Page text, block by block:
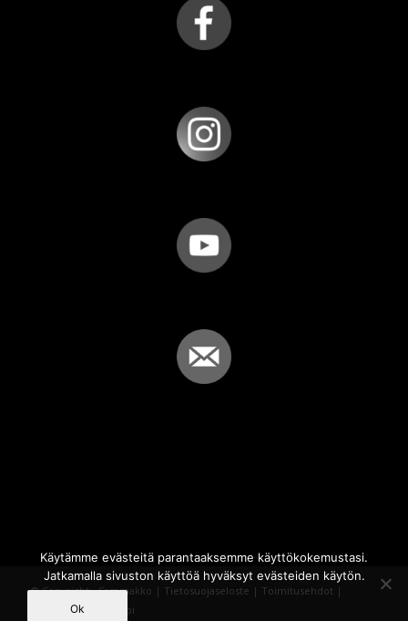
© Copyright - Sammakko | Tietosuojaseloste | Toimitusehdot |
Powered by
iQWebbi
Käytämme evästeitä parantaaksemme käyttökokemustasi.
Jatkamalla sivuston käyttöä hyväksyt evästeiden käytön.
Ok